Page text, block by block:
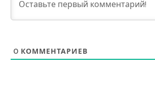
0 КОММЕНТАРИЕВ